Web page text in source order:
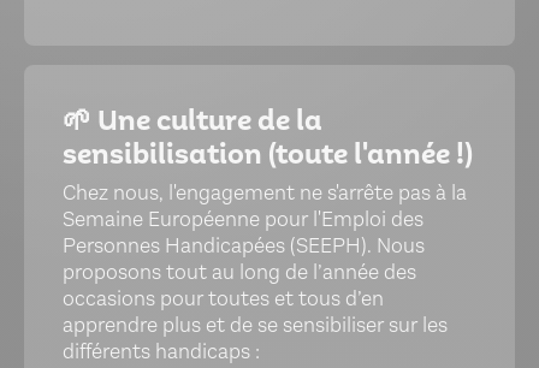
🌱 Une culture de la
sensibilisation (toute l'année !)
Chez nous, l'engagement ne s'arrête pas à la
Semaine Européenne pour l'Emploi des
Personnes Handicapées (SEEPH). Nous
proposons tout au long de l’année des
occasions pour toutes et tous d’en
apprendre plus et de se sensibiliser sur les
différents handicaps :